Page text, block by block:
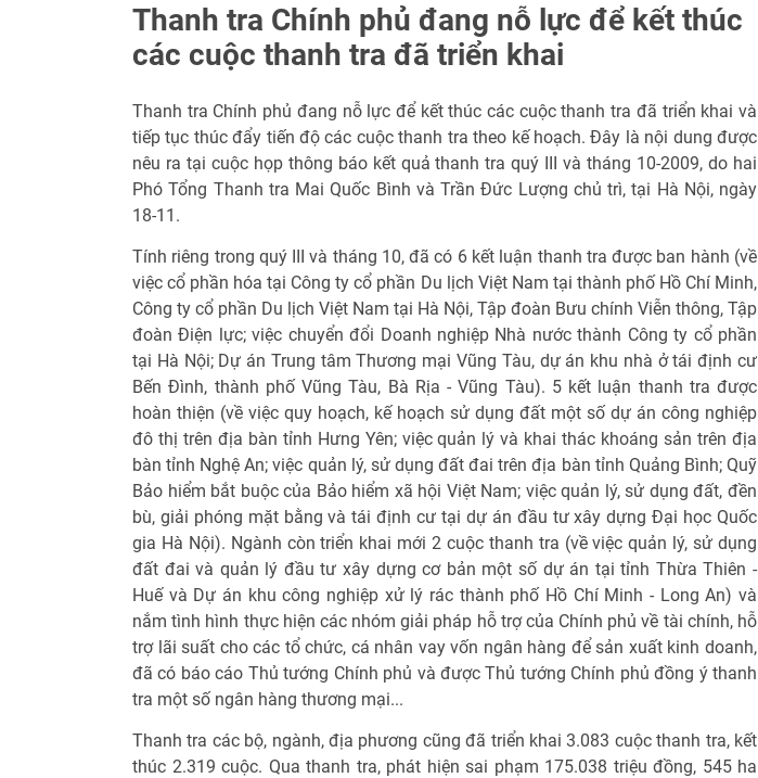
Thanh tra Chính phủ đang nỗ lực để kết thúc
các cuộc thanh tra đã triển khai
Thanh tra Chính phủ đang nỗ lực để kết thúc các cuộc thanh tra đã triển khai và
tiếp tục thúc đẩy tiến độ các cuộc thanh tra theo kế hoạch. Đây là nội dung được
nêu ra tại cuộc họp thông báo kết quả thanh tra quý III và tháng 10-2009, do hai
Phó Tổng Thanh tra Mai Quốc Bình và Trần Đức Lượng chủ trì, tại Hà Nội, ngày
18-11.
Tính riêng trong quý III và tháng 10, đã có 6 kết luận thanh tra được ban hành (về
việc cổ phần hóa tại Công ty cổ phần Du lịch Việt Nam tại thành phố Hồ Chí Minh,
Công ty cổ phần Du lịch Việt Nam tại Hà Nội, Tập đoàn Bưu chính Viễn thông, Tập
đoàn Điện lực; việc chuyển đổi Doanh nghiệp Nhà nước thành Công ty cổ phần
tại Hà Nội; Dự án Trung tâm Thương mại Vũng Tàu, dự án khu nhà ở tái định cư
Bến Đình, thành phố Vũng Tàu, Bà Rịa - Vũng Tàu). 5 kết luận thanh tra được
hoàn thiện (về việc quy hoạch, kế hoạch sử dụng đất một số dự án công nghiệp
đô thị trên địa bàn tỉnh Hưng Yên; việc quản lý và khai thác khoáng sản trên địa
bàn tỉnh Nghệ An; việc quản lý, sử dụng đất đai trên địa bàn tỉnh Quảng Bình; Quỹ
Bảo hiểm bắt buộc của Bảo hiểm xã hội Việt Nam; việc quản lý, sử dụng đất, đền
bù, giải phóng mặt bằng và tái định cư tại dự án đầu tư xây dựng Đại học Quốc
gia Hà Nội). Ngành còn triển khai mới 2 cuộc thanh tra (về việc quản lý, sử dụng
đất đai và quản lý đầu tư xây dựng cơ bản một số dự án tại tỉnh Thừa Thiên -
Huế và Dự án khu công nghiệp xử lý rác thành phố Hồ Chí Minh - Long An) và
nắm tình hình thực hiện các nhóm giải pháp hỗ trợ của Chính phủ về tài chính, hỗ
trợ lãi suất cho các tổ chức, cá nhân vay vốn ngân hàng để sản xuất kinh doanh,
đã có báo cáo Thủ tướng Chính phủ và được Thủ tướng Chính phủ đồng ý thanh
tra một số ngân hàng thương mại...
Thanh tra các bộ, ngành, địa phương cũng đã triển khai 3.083 cuộc thanh tra, kết
thúc 2.319 cuộc. Qua thanh tra, phát hiện sai phạm 175.038 triệu đồng, 545 ha